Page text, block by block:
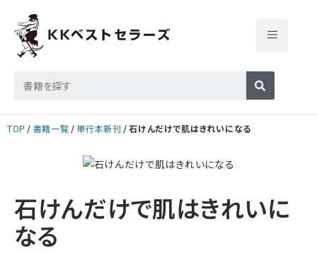
TOP 書籍一覧 単行本新刊 石けんだけで肌はきれいになる
石けんだけで肌はきれいに
なる